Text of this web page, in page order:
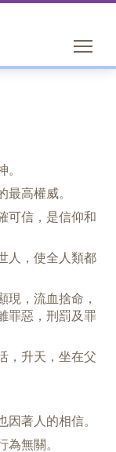
。
最高權威。
可信，是信仰和
人，使全人類都
現，流血捨命，
罪惡，刑罰及罪
，升天，坐在父
著人的相信。
為無關。